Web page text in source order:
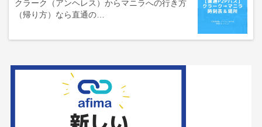
クラーク（アンヘレス）からマニラへの行き方
（帰り方）なら直通の…